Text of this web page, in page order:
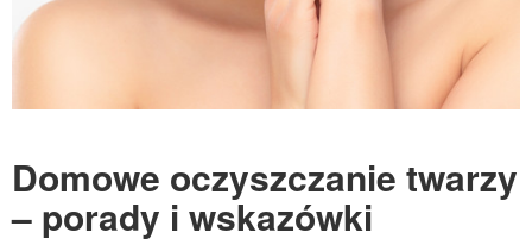
Domowe oczyszczanie twarzy
– porady i wskazówki